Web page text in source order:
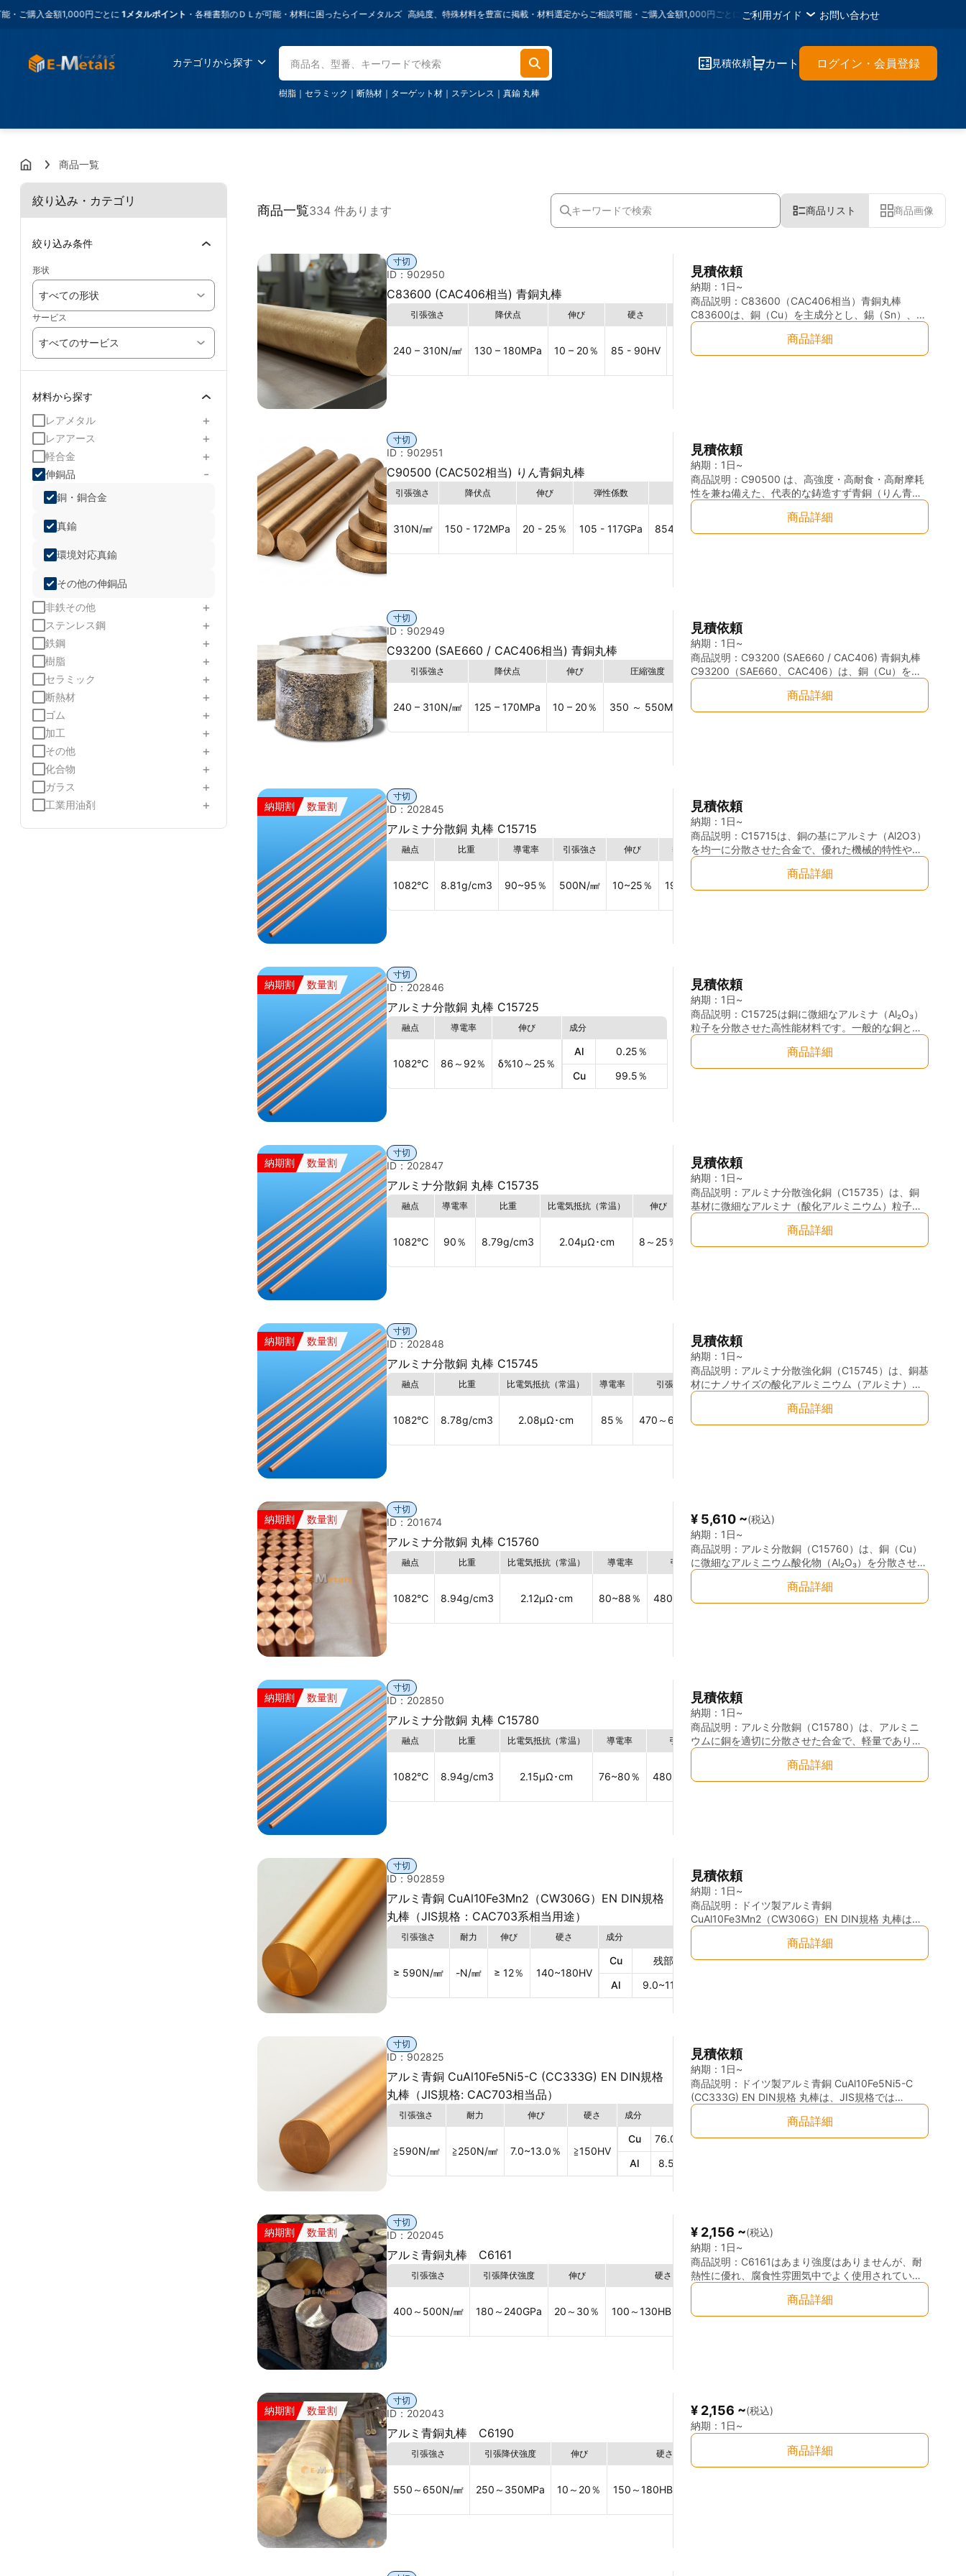
金額1,000円ごとに1メタルポイント・各種書類のＤＬが可能・材料に困ったらイーメタルズ 高純度、特殊材料を豊富に掲載・材料選定からご相談可能・ご購入金額1,000円ごとに1メタルポイント・各種書類のＤＬが可能・材料に困ったらイーメ
ご利用ガイド お問い合わせ
カテゴリから探す
樹脂 ｜ セラミック ｜ 断熱材 ｜ ターゲット材 ｜ ステンレス ｜ 真鍮 丸棒
見積依頼 カート ログイン・会員登録
商品一覧
絞り込み・カテゴリ
絞り込み条件
形状
すべての形状
サービス
すべてのサービス
材料から探す
レアメタル
+
レアアース +
軽合金 +
伸銅品 -
銅・銅合金
真鍮
環境対応真鍮
その他の伸銅品
非鉄その他
+
ステンレス鋼 +
鉄鋼 +
樹脂 +
セラミック +
断熱材 +
ゴム +
加工 +
その他 +
化合物 +
ガラス +
工業用油剤 +
商品一覧334 件あります 商品リスト 商品画像
寸切
ID：902950
C83600 (CAC406相当) 青銅丸棒
引張強さ
240 – 310N/㎟
降伏点
130 – 180MPa
伸び
10 – 20％
硬さ
85 - 90HV
熱伝導性
W/m·K
導電率 成分
81.0 – 85.0
見積依頼
納期： 1日~
商品説明： C83600（CAC406相当）青銅丸棒
C83600は、銅（Cu）を主成分とし、錫（Sn）、鉛
（Pb）、亜鉛（Zn）を適量含有した鉛青銅
（Leaded Tin Bronze）であり、優れた耐摩耗性・
耐焼付き性・摺動特性および被削性を有する軸受用
ます。鋳造材特有の優れた油保持性と摺動特性によ
り、潤滑条件下で安定した性能を発揮します。 ま
た、適度な強度と優れた耐食性を兼ね備えており、
一般産業機械から重荷重用途まで幅広い環境下で使
用可能です。特に軸受やブッシュなどの摩耗部品に
おいて高い耐久性を発揮します。 C83600は鋳造用
青銅として長い実績を持ち、米国ASTM規格をはじ
から大型部品まで幅広い製品製作に利用されていま
す。 【主な特長】 ・重力鋳造（Gravity Casting）
による高品質な鋳造素材 ・安定した組織と優れた内
部健全性 ・優れた耐摩耗性・耐焼付き性 ・良好な摺
動特性および油保持性 ・高い被削性による優れた加
工効率 ・優れた耐食性 ・軸受用途に適した機械的特
性 ・CAC406相当材として国際的に広く流通 【主な
・図面加工対応
商品詳細
寸切
ID：902951
C90500 (CAC502相当) りん青銅丸棒
引張強さ
310N/㎟
降伏点
150 - 172MPa
伸び
20 - 25％
弾性係数
105 - 117GPa
融点
854 - 1000
熱伝導性 成分
Cu 86.0 - 89.0
見積依頼
納期： 1日~
商品説明： C90500 は、高強度・高耐食・高耐摩耗
性を兼ね備えた、代表的な鋳造すず青銅（りん青
銅）です。 「88-10-2」（銅88％・すず10％・亜鉛
2％）の組成で知られ、米国ASTM規格のC90500
は、日本工業規格（JIS）の CAC502 と完全に相当
ルブ・ポンプ部品：蒸気、清水、海水対応。耐圧
性・気密性に優れます。 高荷重軸受・ブッシュ：鉱
山機械、圧延機、クレーンなど、重負荷・低中速回
転のすべり軸受。 伝動部品：ウォームホイール、ギ
ヤ、ピストンリング、シールリング。 海洋機器：船
舶のプロペラ軸受、海水配管フランジ、艤装品。 耐
海水性：海面輸送中の腐食や、塩害地域での長期使
商品詳細
寸切
ID：902949
C93200 (SAE660 / CAC406相当) 青銅丸棒
引張強さ
240 – 310N/㎟
降伏点
125 – 170MPa
伸び
10 – 20％
圧縮強度
350 ～ 550MPa
融点 熱伝導性 導電率
95 – 110
見積依頼
納期： 1日~
商品説明： C93200 (SAE660 / CAC406) 青銅丸棒
C93200（SAE660、CAC406）は、銅（Cu）を主
成分とし、錫（Sn）、鉛（Pb）、亜鉛（Zn）を適
量添加した高品質な鉛青銅（Lead Tin Bronze）で
す。優れた耐摩耗性、耐焼付き性、摺動特性、およ
として幅広い産業分野で使用されています。 本材質
は油保持性に優れた鉛を含有しているため、摩擦係
数の低減に寄与し、潤滑条件下で優れた性能を発揮
します。また、適度な強度と耐食性を兼ね備えてお
り、一般産業機械、建設機械、船舶機器、ポンプ、
バルブ、減速機など、多様な用途に対応可能です。
C93200は米国ASTM規格においてSAE660 Bearing
ており、ブッシュ、ベアリング、スリーブ、ギア部
品、ワッシャー、スラストプレート、ガイド部品な
どの製造に広く利用されています。また、重力鋳造
による大型素材の供給が可能なため、大型産業機械
向け部品や高荷重用途にも対応しています。 【主な
特長】 ・重力鋳造（Gravity Casting）による高品質
な鋳造素材 ・大径サイズ・厚肉形状に対応可能 ・優
グ） ・スリーブ ・ウォームギア・ギア部品 ・ポン
プ部品 ・バルブ部品 ・建設機械部品 ・船舶機器部
品 ・一般産業機械部品 ・摺動部品および摩耗部品
・大型機械向け鋳造加工部品 【対応加工】 ・切断加
工 ・旋盤加工 ・フライス加工 ・穴あけ加工 ・研削
加工 ・精密機械加工 ・図面加工対応
商品詳細
納期割 数量割
寸切
ID：202845
アルミナ分散銅 丸棒 C15715
融点
1082℃
比重
8.81g/cm3
導電率
90~95％
引張強さ
500N/㎟
伸び
10~25％
熱膨張係数
19.5 ppm/℃
弾性係数 ヤング率 成分
見積依頼
納期： 1日~
商品説明： C15715は、銅の基にアルミナ（Al2O3）
を均一に分散させた合金で、優れた機械的特性や耐
摩耗性、熱伝導性を持っています。主に電子機器、
電気接点、半導体製造など、熱や電気を効率的に伝
導する必要がある分野で使用されます。
商品詳細
納期割 数量割
寸切
ID：202846
アルミナ分散銅 丸棒 C15725
融点
1082℃
導電率
86～92％
伸び
δ%10～25％
成分
Al 0.25％
Cu 99.5％
見積依頼
納期： 1日~
商品説明： C15725は銅に微細なアルミナ（Al₂O₃）
粒子を分散させた高性能材料です。一般的な銅と比
較して、優れた耐熱性・耐摩耗性・機械的強度を備
えており、過酷な環境下でも安定した性能を発揮し
ます。 本材料は、高温下でも強度を維持し、摺動や
受、溶接電極、ヒートシンクなど、耐久性と高い信
頼性が求められる用途で幅広く採用されています。
・電気抵抗溶接電極、高温環境部品、電子部品、精
密機器
商品詳細
納期割 数量割
寸切
ID：202847
アルミナ分散銅 丸棒 C15735
融点
1082℃
導電率
90％
比重
8.79g/cm3
比電気抵抗（常温）
2.04μΩ･cm
伸び
8～25％
熱伝導性
323
成分
0.3％
見積依頼
納期： 1日~
商品説明： アルミナ分散強化銅（C15735）は、銅
基材に微細なアルミナ（酸化アルミニウム）粒子を
均一に分散させた高性能材料です。この構造によ
り、高温環境下でも優れた機械的強度と高い電気伝
導性を維持します。特に、再結晶温度が銅の融点の
商品詳細
納期割 数量割
寸切
ID：202848
アルミナ分散銅 丸棒 C15745
融点
1082℃
比重
8.78g/cm3
比電気抵抗（常温）
2.08μΩ･cm
導電率
85％
引張強さ
470～620 N/㎟
伸び 熱伝導性 熱膨張係数
(0～100℃×10-6)
見積依頼
納期： 1日~
商品説明： アルミナ分散強化銅（C15745）は、銅基
材にナノサイズの酸化アルミニウム（アルミナ）粒
子を均一に分散させた高性能な銅合金です。この構
造により、以下のような特長と利点があります。 特
長と利点： 高強度・高硬度： アルミナ粒子の分散に
として使用する際に、優れた耐摩耗性と長寿命を提
供します。
商品詳細
納期割 数量割
寸切
ID：201674
アルミナ分散銅 丸棒 C15760
融点
1082℃
比重
8.94g/cm3
比電気抵抗（常温）
2.12μΩ･cm
導電率
80~88％
引張強さ
480~650
伸び 硬さ 熱伝導性
20.4
¥ 5,610 ~(税込)
納期： 1日~
商品説明： アルミ分散銅（C15760）は、銅（Cu）
に微細なアルミニウム酸化物（Al₂O₃）を分散させた
特殊銅合金です。従来の銅合金と比較して、高強
度・高耐熱性を持ちながらも、優れた導電性・熱伝
導性を兼ね備えています。 材料の優れた点（特長）
でも酸化しにくく、銅特有の軟化（強度低下）を抑
制できる。 主な用途 電気・電子部品 高耐久コネク
ター、電極材、高性能リレー部品など 溶接電極 スポ
ット溶接電極、放電加工用電極など 高温部品 航空宇
宙、半導体製造装置部品、放熱部品 自動車関連 高電
流通電部品、モーターブラシ、バスバーなど このよ
うに、C15760は高温・高負荷環境下でも安定した
商品詳細
納期割 数量割
寸切
ID：202850
アルミナ分散銅 丸棒 C15780
融点
1082℃
比重
8.94g/cm3
比電気抵抗（常温）
2.15μΩ･cm
導電率
76~80％
引張強さ
480~650
伸び 硬さ 熱伝導性
20.5
見積依頼
納期： 1日~
商品説明： アルミ分散銅（C15780）は、アルミニ
ウムに銅を適切に分散させた合金で、軽量でありな
がら高い強度と耐食性を兼ね備えています。この合
金は、様々な産業での使用に適しており、特に高温
環境下での性能が求められるアプリケーションにお
い熱伝導性を持っています。 加工性: 様々な加工が
可能で、成形性や切削性にも優れています。
商品詳細
寸切
ID：902859
アルミ青銅 CuAl10Fe3Mn2（CW306G）EN DIN規格
丸棒（JIS規格：CAC703系相当用途）
引張強さ
≥ 590N/㎟
耐力
-N/㎟
伸び
≥ 12％
硬さ
140~180HV
成分
Cu 残部
Al 9.0~11.0
Fe 2.0~4.0％
見積依頼
納期： 1日~
商品説明：
ドイツ製アルミ青銅
CuAl10Fe3Mn2（CW306G）EN DIN規格 丸棒は、
高い機械的強度・耐摩耗性・耐食性を兼ね備えた高
性能アルミニウム青銅合金です。アルミニウム
（Al）・鉄（Fe）・マンガン（Mn）を添加すること
格材であり、欧州規格ならではの安定した品質管理
と高い加工精度が特長です。 ◎優れた耐摩耗性
CuAl10Fe3Mn2（CW306G）は、高摩耗環境下でも
安定した性能を維持し、摺動用途や高負荷用途に適
しています。 ◎優れた耐食性 海水・湿気・一般産業
環境に対して高い耐食性を有しており、海洋関連用
途にも適しています。 ◎高い機械的強度 アルミニウ
れており、産業用途向け材料として高い信頼性があ
ります。
商品詳細
寸切
ID：902825
アルミ青銅 CuAl10Fe5Ni5-C (CC333G) EN DIN規格
丸棒（JIS規格: CAC703相当品）
引張強さ
≧590N/㎟
耐力
≧250N/㎟
伸び
7.0~13.0％
硬さ
≧150HV
成分
Cu 76.0～83.0％
Al 8.5～10.5
Ni 4.0~6.0％ Mn ≦3.0％
見積依頼
納期： 1日~
商品説明：
ドイツ製アルミ青銅 CuAl10Fe5Ni5-C
(CC333G) EN DIN規格 丸棒は、JIS規格では
CAC703相当となる高性能アルミニウム青銅合金で
す。優れた耐摩耗性・耐食性・高強度を兼ね備えて
おり、特に船舶部品、産業機械、バルブ、軸受、摺
(CC333G) は高摩耗環境下でも安定した性能を維持
し、長寿命化に貢献します。摺動部品や高負荷部品
に適した材料です。 ◎優れた耐食性 海水・湿気・薬
品環境に対して高い耐食性を持ち、特に海洋関連機
器や耐腐食用途に適しています。 ◎高い機械的強度
高い引張強度と靭性を有しており、衝撃や圧力が加
わる環境でも安定した性能を発揮します。 ◎優れた
商品詳細
納期割 数量割
寸切
ID：202045
アルミ青銅丸棒 C6161
引張強さ
400～500N/㎟
引張降伏強度
180～240GPa
伸び
20～30％
硬さ
100～130HB 10/3000
成分
93～95％
¥ 2,156 ~(税込)
納期： 1日~
商品説明： C6161はあまり強度はありませんが、耐
熱性に優れ、腐食性雰囲気中でよく使用されている
素材です。 また、C6161はアルミニウム青銅の中
で、Alの含有率が7～10％と最も低いですが、その分
銅の組成が高い合金となります。 用途としては、熱
商品詳細
納期割 数量割
寸切
ID：202043
アルミ青銅丸棒 C6190
引張強さ
550～650N/㎟
引張降伏強度
250～350MPa
伸び
10～20％
硬さ
150～180HB 10/3000
¥ 2,156 ~(税込)
納期： 1日~
商品詳細